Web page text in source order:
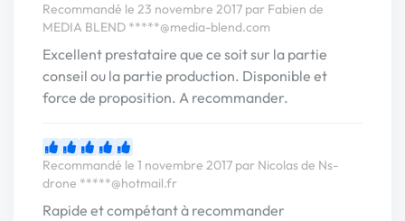
Recommandé le 23 novembre 2017 par Fabien de
MEDIA BLEND *****@media-blend.com
Excellent prestataire que ce soit sur la partie
conseil ou la partie production. Disponible et
force de proposition. A recommander.
Recommandé le 1 novembre 2017 par Nicolas de Ns-
drone *****@hotmail.fr
Rapide et compétant à recommander